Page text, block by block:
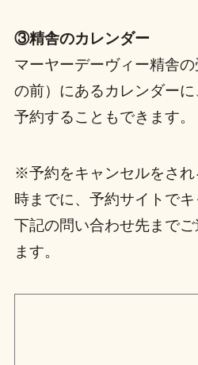
③精舎のカレンダー
マーヤーデーヴィー精舎
の前）にあるカレンダー
予約することもできます。
※予約をキャンセルをさ
時までに、予約サイトで
下記の問い合わせ先まで
ます。